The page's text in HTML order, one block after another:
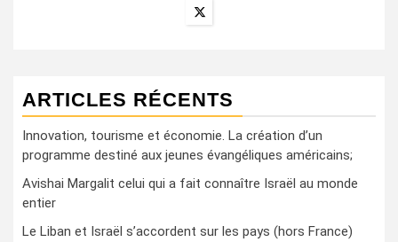
ARTICLES RÉCENTS
Innovation, tourisme et économie. La création d’un
programme destiné aux jeunes évangéliques américains;
Avishai Margalit celui qui a fait connaître Israël au monde
entier
Le Liban et Israël s’accordent sur les pays (hors France)